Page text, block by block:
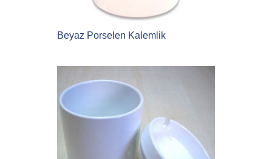
Beyaz Porselen Kalemlik